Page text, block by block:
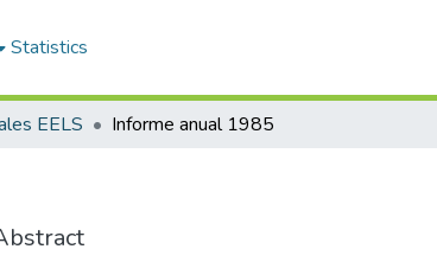
Statistics
EELS Informe anual 1985